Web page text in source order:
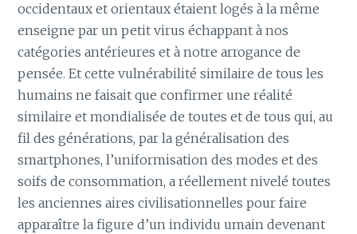
occidentaux et orientaux étaient logés à la même
enseigne par un petit virus échappant à nos
catégories antérieures et à notre arrogance de
pensée. Et cette vulnérabilité similaire de tous les
humains ne faisait que confirmer une réalité
similaire et mondialisée de toutes et de tous qui, au
fil des générations, par la généralisation des
smartphones, l’uniformisation des modes et des
soifs de consommation, a réellement nivelé toutes
les anciennes aires civilisationnelles pour faire
apparaître la figure d’un individu umain devenant